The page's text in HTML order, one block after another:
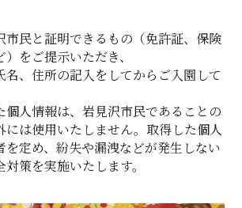
市民と証明できるもの（免許証、保険
をご提示いただき、
名、住所の記入をしてからご入園して
人情報は、岩見沢市民であることの
には使用いたしません。取得した個人
を定め、紛失や漏洩などが発生しない
策を実施いたします。